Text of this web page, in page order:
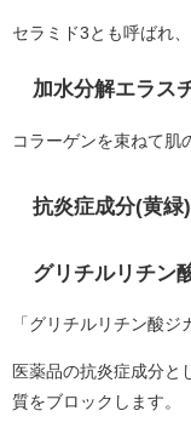
セラミド3とも呼ばれ
加水分解エラス
コラーゲンを束ねて肌
抗炎症成分(黄緑)
グリチルリチン
「グリチルリチン酸ジ
医薬品の抗炎症成分と
質をブロックします。